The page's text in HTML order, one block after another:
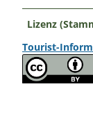
Lizenz
Tourist-